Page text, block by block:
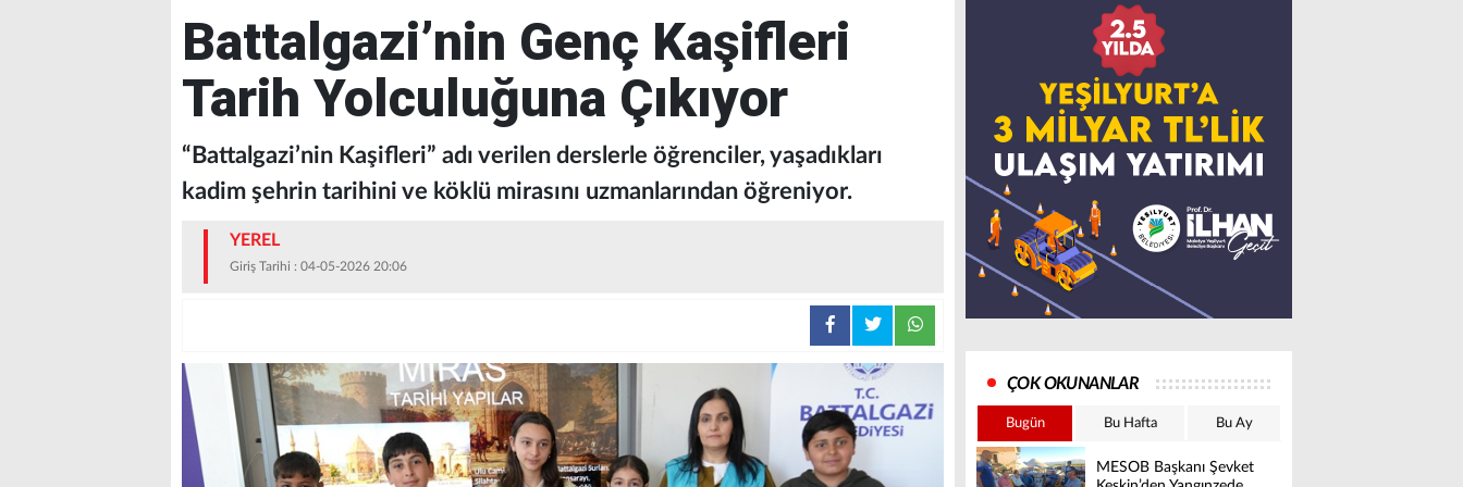
Battalgazi’nin Genç Kaşifleri
Tarih Yolculuğuna Çıkıyor
“Battalgazi’nin Kaşifleri” adı verilen derslerle öğrenciler, yaşadıkları
kadim şehrin tarihini ve köklü mirasını uzmanlarından öğreniyor.
YEREL
Giriş Tarihi : 04-05-2026 20:06
ÇOK OKUNANLAR
Bugün Bu Hafta Bu Ay
MESOB Başkanı Şevket